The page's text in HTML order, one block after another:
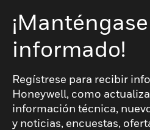
¡Manténgase
informado!
Regístrese para recibir
Honeywell, como
información técnica,
y noticias, encuestas,